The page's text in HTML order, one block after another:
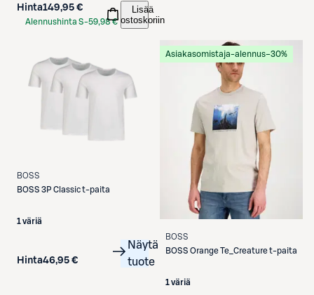
Hinta149,95 €
Alennushinta S-59,98 €
Lisää
ostoskoriin
BOSS
BOSS 3P Classic t-paita
1 väriä
Hinta46,95 €
Näytä
tuote
Asiakasomistaja-alennus−30%
BOSS
BOSS Orange Te_Creature t-paita
1 väriä